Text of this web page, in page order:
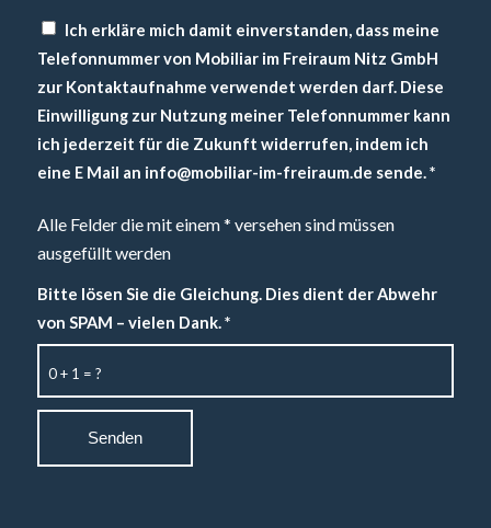
Ich erkläre mich damit einverstanden, dass meine
Telefonnummer von Mobiliar im Freiraum Nitz GmbH
zur Kontaktaufnahme verwendet werden darf. Diese
Einwilligung zur Nutzung meiner Telefonnummer kann
ich jederzeit für die Zukunft widerrufen, indem ich
eine E Mail an info@mobiliar-im-freiraum.de sende.*
Alle Felder die mit einem * versehen sind müssen
ausgefüllt werden
0 + 1 = ?
Bitte lösen Sie die Gleichung. Dies dient der Abwehr
von SPAM – vielen Dank.*